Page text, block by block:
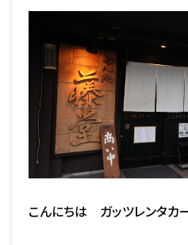
こんにちは ガッツレンタ